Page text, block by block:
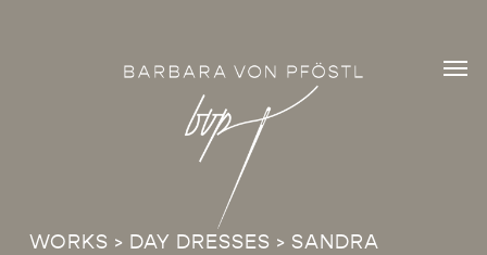
WORKS > DAY DRESSES > SANDRA